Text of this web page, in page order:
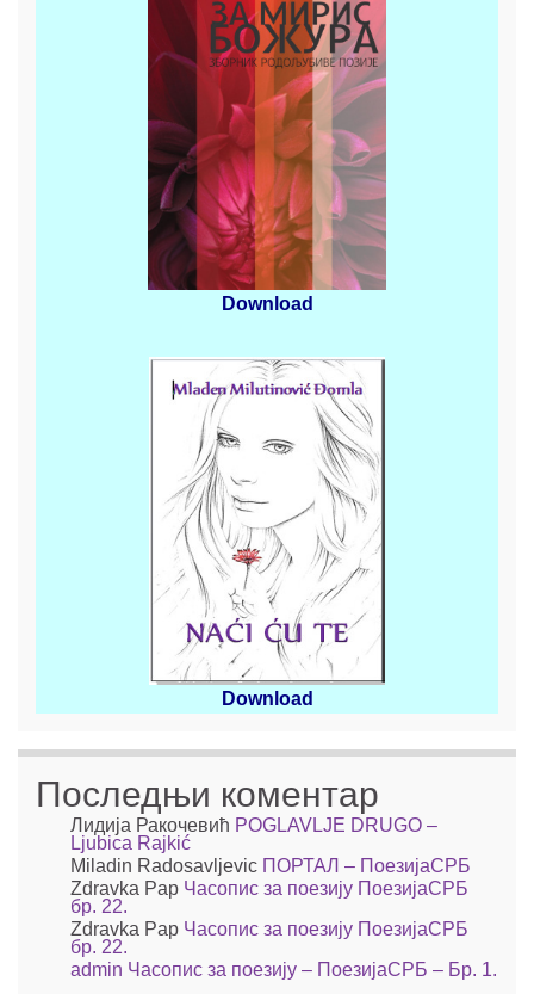
Download
Download
Последњи коментар
Лидија Ракочевић POGLAVLJE DRUGO –
Ljubica Rajkić
Miladin Radosavljevic ПОРТАЛ – ПоезијаСРБ
Zdravka Pap Часопис за поезију ПоезијаСРБ
бр. 22.
Zdravka Pap Часопис за поезију ПоезијаСРБ
бр. 22.
admin Часопис за поезију – ПоезијаСРБ – Бр. 1.